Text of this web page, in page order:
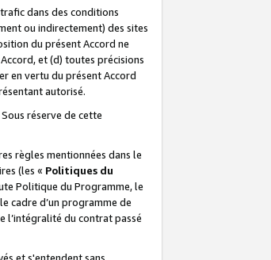
dans des conditions
ou indirectement) des sites
du présent Accord ne
et (d) toutes précisions
en vertu du présent Accord
autorisé.
réserve de cette
règles mentionnées dans le
(les « Politiques du
Politique du Programme, le
cadre d’un programme de
l’intégralité du contrat passé